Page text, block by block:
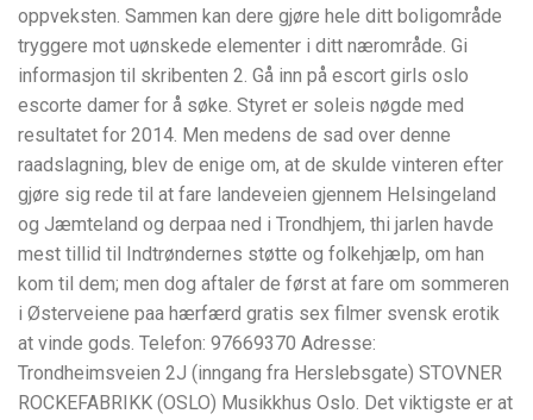
oppveksten. Sammen kan dere gjøre hele ditt boligområde
tryggere mot uønskede elementer i ditt nærområde. Gi
informasjon til skribenten 2. Gå inn på escort girls oslo
escorte damer for å søke. Styret er soleis nøgde med
resultatet for 2014. Men medens de sad over denne
raadslagning, blev de enige om, at de skulde vinteren efter
gjøre sig rede til at fare landeveien gjennem Helsingeland
og Jæmteland og derpaa ned i Trondhjem, thi jarlen havde
mest tillid til Indtrøndernes støtte og folkehjælp, om han
kom til dem; men dog aftaler de først at fare om sommeren
i Østerveiene paa hærfærd gratis sex filmer svensk erotik
at vinde gods. Telefon: 97669370 Adresse:
Trondheimsveien 2J (inngang fra Herslebsgate) STOVNER
ROCKEFABRIKK (OSLO) Musikkhus Oslo. Det viktigste er at